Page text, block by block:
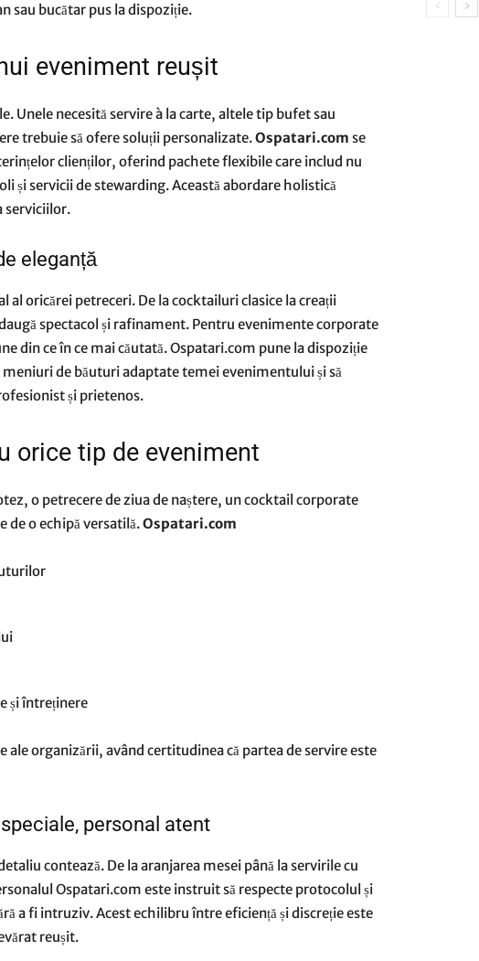
sau bucătar pus la dispoziție.
eveniment reușit
Unele necesită servire à la carte, altele tip bufet sau
trebuie să ofere soluții personalizate.Ospatari.com se
clienților, oferind pachete flexibile care includ nu
și servicii de stewarding. Această abordare holistică
serviciilor.
eleganță
oricărei petreceri. De la cocktailuri clasice la creații
spectacol și rafinament. Pentru evenimente corporate
din ce în ce mai căutată. Ospatari.com pune la dispoziție
meniuri de băuturi adaptate temei evenimentului și să
și prietenos.
orice tip de eveniment
o petrecere de ziua de naștere, un cocktail corporate
de o echipă versatilă.Ospatari.com
și întreținere
ale organizării, având certitudinea că partea de servire este
personal atent
contează. De la aranjarea mesei până la servirile cu
Ospatari.com este instruit să respecte protocolul și
a fi intruziv. Acest echilibru între eficiență și discreție este
reușit.